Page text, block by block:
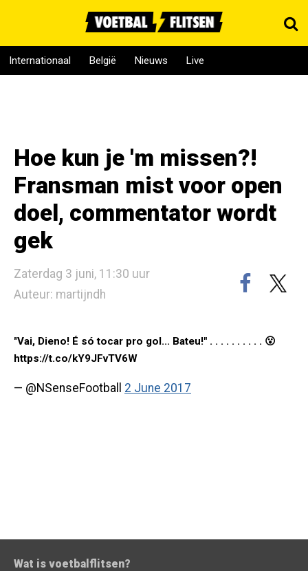
Internationaal België Nieuws Live
Hoe kun je 'm missen?!
Fransman mist voor open
doel, commentator wordt
gek
Zaterdag 3 juni, 11:30 uur
Auteur: martijndh
"Vai, Dieno! É só tocar pro gol... Bateu!" . . . . . . . . . . 😮
https://t.co/kY9JFvTV6W
— @NSenseFootball 2 June 2017
Wat is voetbalflitsen?